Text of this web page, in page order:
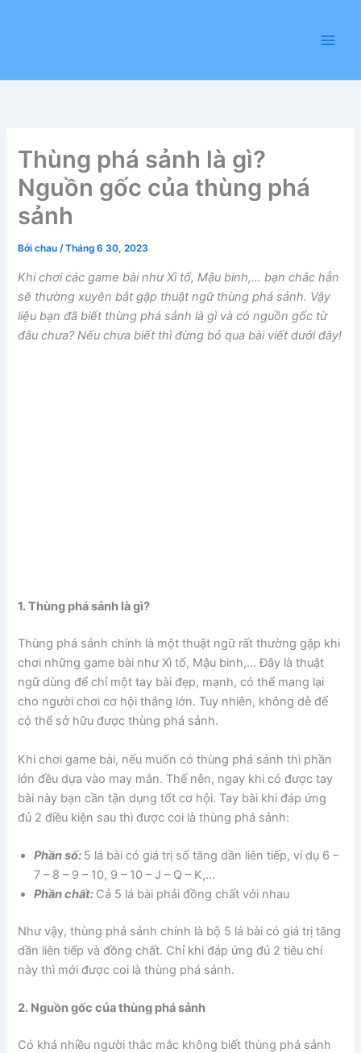
Thùng phá sảnh là gì?
Nguồn gốc của thùng phá
sảnh
Bởichau/Tháng 6 30, 2023
Khi chơi các game bài như Xì tố, Mậu binh,… bạn chắc hẳn
sẽ thường xuyên bắt gặp thuật ngữ thùng phá sảnh. Vậy
liệu bạn đã biết thùng phá sảnh là gì và có nguồn gốc từ
đâu chưa? Nếu chưa biết thì đừng bỏ qua bài viết dưới đây!
1. Thùng phá sảnh là gì?
Thùng phá sảnh chính là một thuật ngữ rất thường gặp khi
chơi những game bài như Xì tố, Mậu binh,… Đây là thuật
ngữ dùng để chỉ một tay bài đẹp, mạnh, có thể mang lại
cho người chơi cơ hội thắng lớn. Tuy nhiên, không dễ để
có thể sở hữu được thùng phá sảnh.
Khi chơi game bài, nếu muốn có thùng phá sảnh thì phần
lớn đều dựa vào may mắn. Thế nên, ngay khi có được tay
bài này bạn cần tận dụng tốt cơ hội. Tay bài khi đáp ứng
đủ 2 điều kiện sau thì được coi là thùng phá sảnh:
Phần số: 5 lá bài có giá trị số tăng dần liên tiếp, ví dụ 6 –
7 – 8 – 9 – 10, 9 – 10 – J – Q – K,…
Phần chất: Cả 5 lá bài phải đồng chất với nhau
Như vậy, thùng phá sảnh chính là bộ 5 lá bài có giá trị tăng
dần liên tiếp và đồng chất. Chỉ khi đáp ứng đủ 2 tiêu chí
này thì mới được coi là thùng phá sảnh.
2. Nguồn gốc của thùng phá sảnh
Có khá nhiều người thắc mắc không biết thùng phá sảnh